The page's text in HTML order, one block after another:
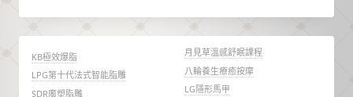
KB極效爆脂
LPG第十代法式智能脂雕
SDR魔塑脂雕
月見草溫感舒眠課程
八輪養生療癒按摩
LG隱形馬甲